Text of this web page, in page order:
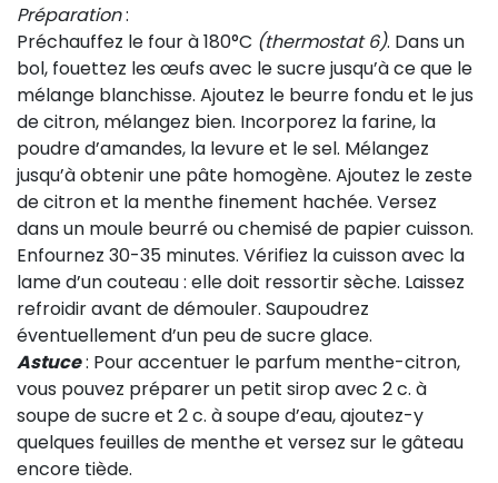
Préparation:
Préchauffez le four à 180°C (thermostat 6). Dans un
bol, fouettez les œufs avec le sucre jusqu’à ce que le
mélange blanchisse. Ajoutez le beurre fondu et le jus
de citron, mélangez bien. Incorporez la farine, la
poudre d’amandes, la levure et le sel. Mélangez
jusqu’à obtenir une pâte homogène. Ajoutez le zeste
de citron et la menthe finement hachée. Versez
dans un moule beurré ou chemisé de papier cuisson.
Enfournez 30-35 minutes. Vérifiez la cuisson avec la
lame d’un couteau : elle doit ressortir sèche. Laissez
refroidir avant de démouler. Saupoudrez
éventuellement d’un peu de sucre glace.
Astuce: Pour accentuer le parfum menthe-citron,
vous pouvez préparer un petit sirop avec 2 c. à
soupe de sucre et 2 c. à soupe d’eau, ajoutez-y
quelques feuilles de menthe et versez sur le gâteau
encore tiède.